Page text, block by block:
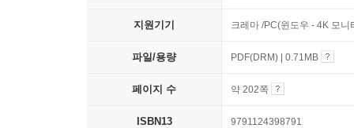
지원기기 크레마 /PC(윈도우 - 4K 모
파일/용량 PDF(DRM) | 0.71MB
페이지 수 약 202쪽
ISBN13 9791124398791